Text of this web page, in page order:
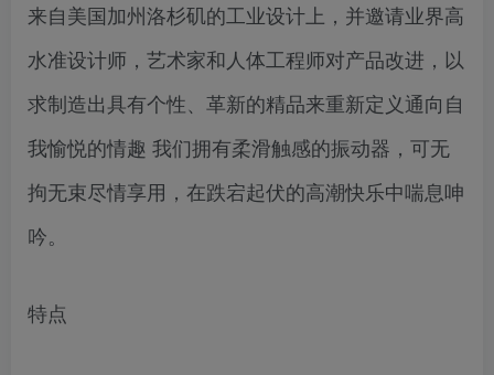
来自美国加州洛杉矶的工业设计上，并邀请业界高
水准设计师，艺术家和人体工程师对产品改进，以
求制造出具有个性、革新的精品来重新定义通向自
我愉悦的情趣 我们拥有柔滑触感的振动器，可无
拘无束尽情享用，在跌宕起伏的高潮快乐中喘息呻
吟。
特点